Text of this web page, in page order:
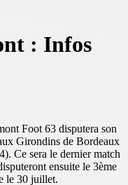
: Infos
Foot 63 disputera son
Girondins de Bordeaux
Ce sera le dernier match
ensuite le 3ème
le 30 juillet.